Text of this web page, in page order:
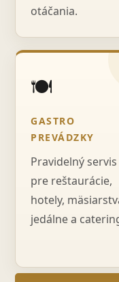
otáčania.
🍽️
GASTRO
PREVÁDZKY
Pravidelný servis
pre reštaurácie,
hotely,
jedálne a